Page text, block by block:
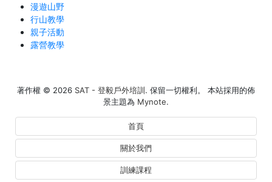
漫遊山野
行山教學
親子活動
露營教學
著作權 © 2026 SAT - 登毅戶外培訓. 保留一切權利。 本站採用的佈
景主題為 Mynote.
首頁
關於我們
訓練課程